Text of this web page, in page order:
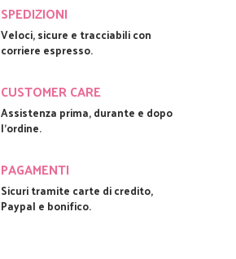
SPEDIZIONI
Veloci, sicure e tracciabili con
corriere espresso.
CUSTOMER CARE
Assistenza prima, durante e dopo
l'ordine.
PAGAMENTI
Sicuri tramite carte di credito,
Paypal e bonifico.